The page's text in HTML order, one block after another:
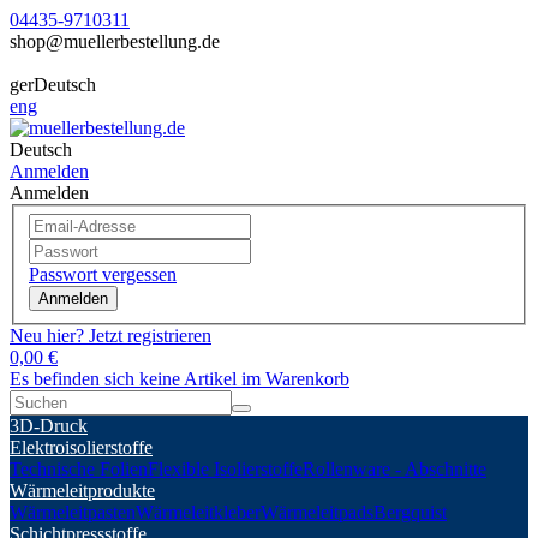
04435-9710311
shop@muellerbestellung.de
gerDeutsch
eng
Deutsch
Anmelden
Anmelden
Passwort vergessen
Anmelden
Neu hier? Jetzt registrieren
0,00 €
Es befinden sich keine Artikel im Warenkorb
3D-Druck
Elektroisolierstoffe
Technische FolienFlexible IsolierstoffeRollenware - Abschnitte
Wärmeleitprodukte
WärmeleitpastenWärmeleitkleberWärmeleitpadsBergquist
Schichtpressstoffe